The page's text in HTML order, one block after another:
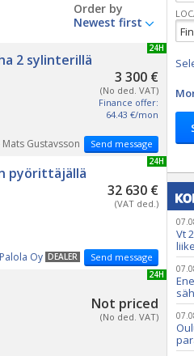
Order by
NEW 24H
2 sylinterillä
3 300 €
(No ded. VAT)
Finance offer:
64.43 €/mon
Send message
Mats Gustavsson
NEW 24H
pyörittäjällä
32 630 €
(VAT ded.)
Send message
DEALER
Oy
NEW 24H
Not priced
(No ded. VAT)
Vt